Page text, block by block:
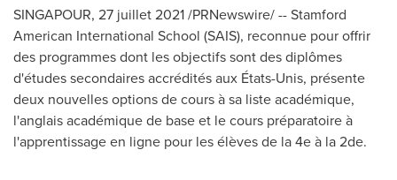
SINGAPOUR, 27 juillet 2021 /PRNewswire/ -- Stamford
American International School (SAIS), reconnue pour offrir
des programmes dont les objectifs sont des diplômes
d'études secondaires accrédités aux États-Unis, présente
deux nouvelles options de cours à sa liste académique,
l'anglais académique de base et le cours préparatoire à
l'apprentissage en ligne pour les élèves de la 4e à la 2de.